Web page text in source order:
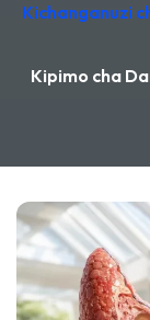
Kichanganuzi
Kipimo cha